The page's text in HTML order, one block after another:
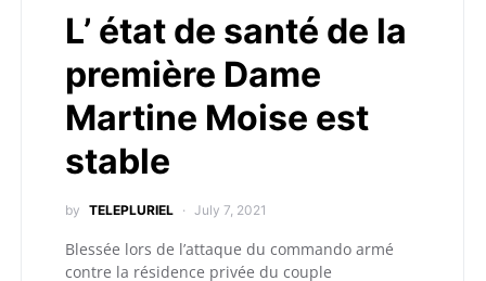
L’ état de santé de la
première Dame
Martine Moise est
stable
by TELEPLURIEL July 7, 2021
Blessée lors de l’attaque du commando armé
contre la résidence privée du couple